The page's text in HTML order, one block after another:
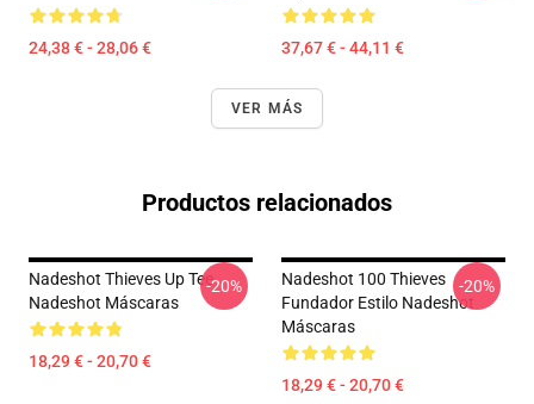
24,38 € - 28,06 € 37,67 € - 44,11 €
VER MÁS
Productos relacionados
Nadeshot Thieves Up Tee
Nadeshot Máscaras
18,29 € - 20,70 €
-20%
Nadeshot 100 Thieves
Fundador Estilo Nadeshot
Máscaras
18,29 € - 20,70 €
-20%